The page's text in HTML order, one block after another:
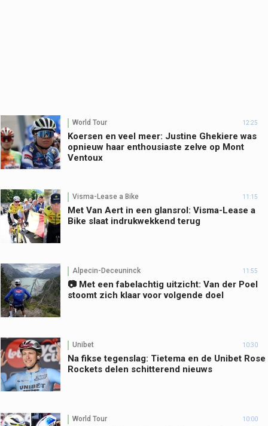
World Tour 12:25
Koersen en veel meer: Justine Ghekiere was
opnieuw haar enthousiaste zelve op Mont
Ventoux
Visma-Lease a Bike 11:15
Met Van Aert in een glansrol: Visma-Lease a
Bike slaat indrukwekkend terug
Alpecin-Deceuninck 11:55
📷 Met een fabelachtig uitzicht: Van der Poel
stoomt zich klaar voor volgende doel
Unibet 10:30
Na fikse tegenslag: Tietema en de Unibet Rose
Rockets delen schitterend nieuws
World Tour 10:00